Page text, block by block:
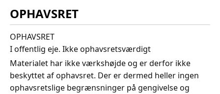
OPHAVSRET
OPHAVSRET
I offentlig eje. Ikke ophavsretsværdigt
Materialet har ikke værkshøjde og er derfor ikke
beskyttet af ophavsret. Der er dermed heller ingen
ophavsretslige begrænsninger på gengivelse og